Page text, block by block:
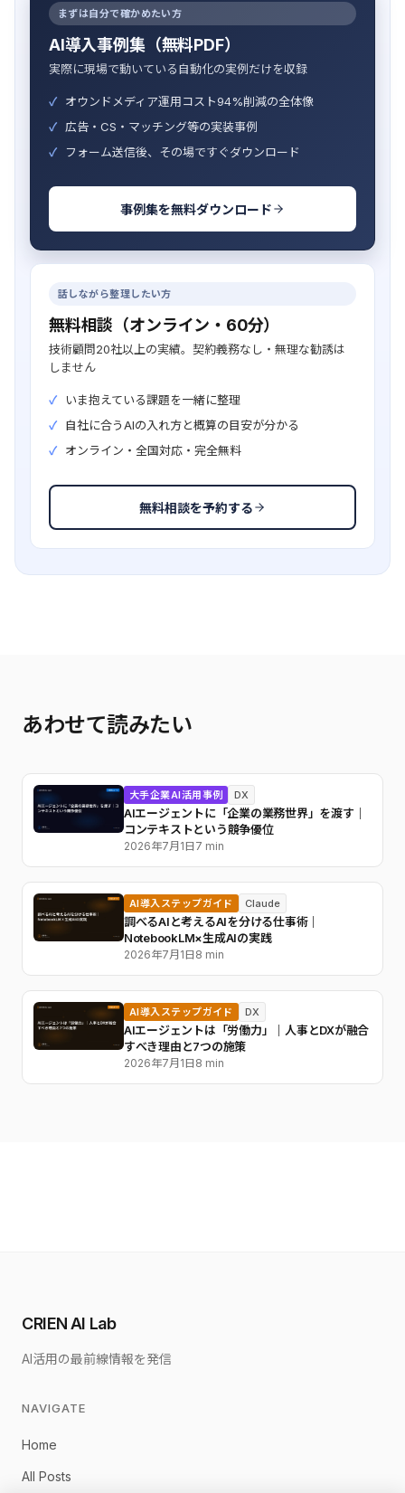
まずは自分で確かめたい方
AI導入事例集（無料PDF）
実際に現場で動いている自動化の実例だけを収録
オウンドメディア運用コスト94%削減の全体像
広告・CS・マッチング等の実装事例
フォーム送信後、その場ですぐダウンロード
事例集を無料ダウンロード
話しながら整理したい方
無料相談（オンライン・60分）
技術顧問20社以上の実績。契約義務なし・無理な勧誘は
しません
いま抱えている課題を一緒に整理
自社に合うAIの入れ方と概算の目安が分かる
オンライン・全国対応・完全無料
無料相談を予約する
あわせて読みたい
大手企業AI活用事例 DX
AIエージェントに「企業の業務世界」を渡す｜
コンテキストという競争優位
2026年7月1日7 min
AI導入ステップガイド Claude
調べるAIと考えるAIを分ける仕事術｜
NotebookLM×生成AIの実践
2026年7月1日8 min
AI導入ステップガイド DX
AIエージェントは「労働力」｜人事とDXが融合
すべき理由と7つの施策
2026年7月1日8 min
CRIEN AI Lab
AI活用の最前線情報を発信
NAVIGATE
Home
All Posts